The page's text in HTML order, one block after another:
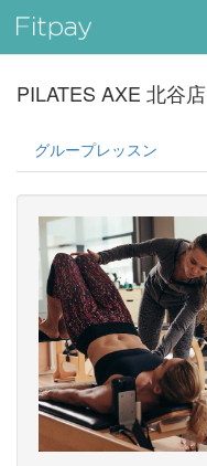
PILATES AXE 北谷店
グループレッスン